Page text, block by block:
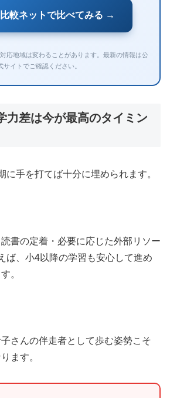
較ネットで比べてみる →
応地域は変わることがあります。最新の情報は公
サイトでご確認ください。
力差は今が最高のタイミン
に手を打てば十分に埋められます。
書の定着・必要に応じた外部リソー
ば、小4以降の学習も安心して進め
。
さんの伴走者として歩む姿勢こそ
ます。